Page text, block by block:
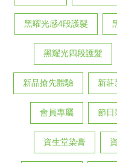
黑曜光感4段護髮
黑耀光四段護髮
新品搶先體驗 新莊
會員專屬 節日
資生堂染膏